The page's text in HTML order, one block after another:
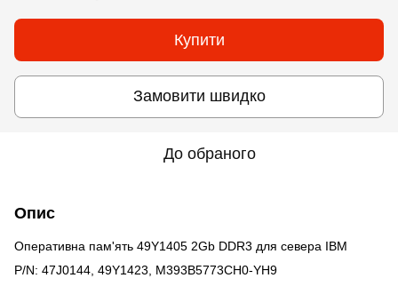
Купити
Замовити швидко
До обраного
Опис
Оперативна пам'ять 49Y1405 2Gb DDR3 для севера IBM
P/N: 47J0144, 49Y1423, M393B5773CH0-YH9